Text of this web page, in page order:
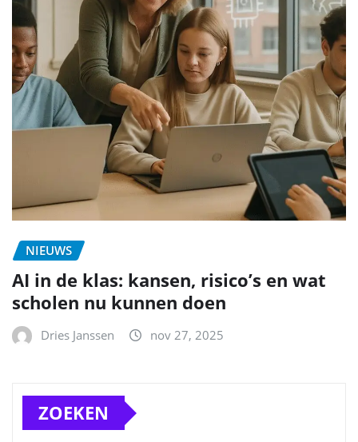
NIEUWS
AI in de klas: kansen, risico’s en wat
scholen nu kunnen doen
Dries Janssen nov 27, 2025
ZOEKEN